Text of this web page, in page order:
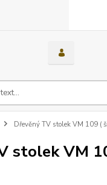
Dřevěný TV stolek VM 109 (
stolek VM